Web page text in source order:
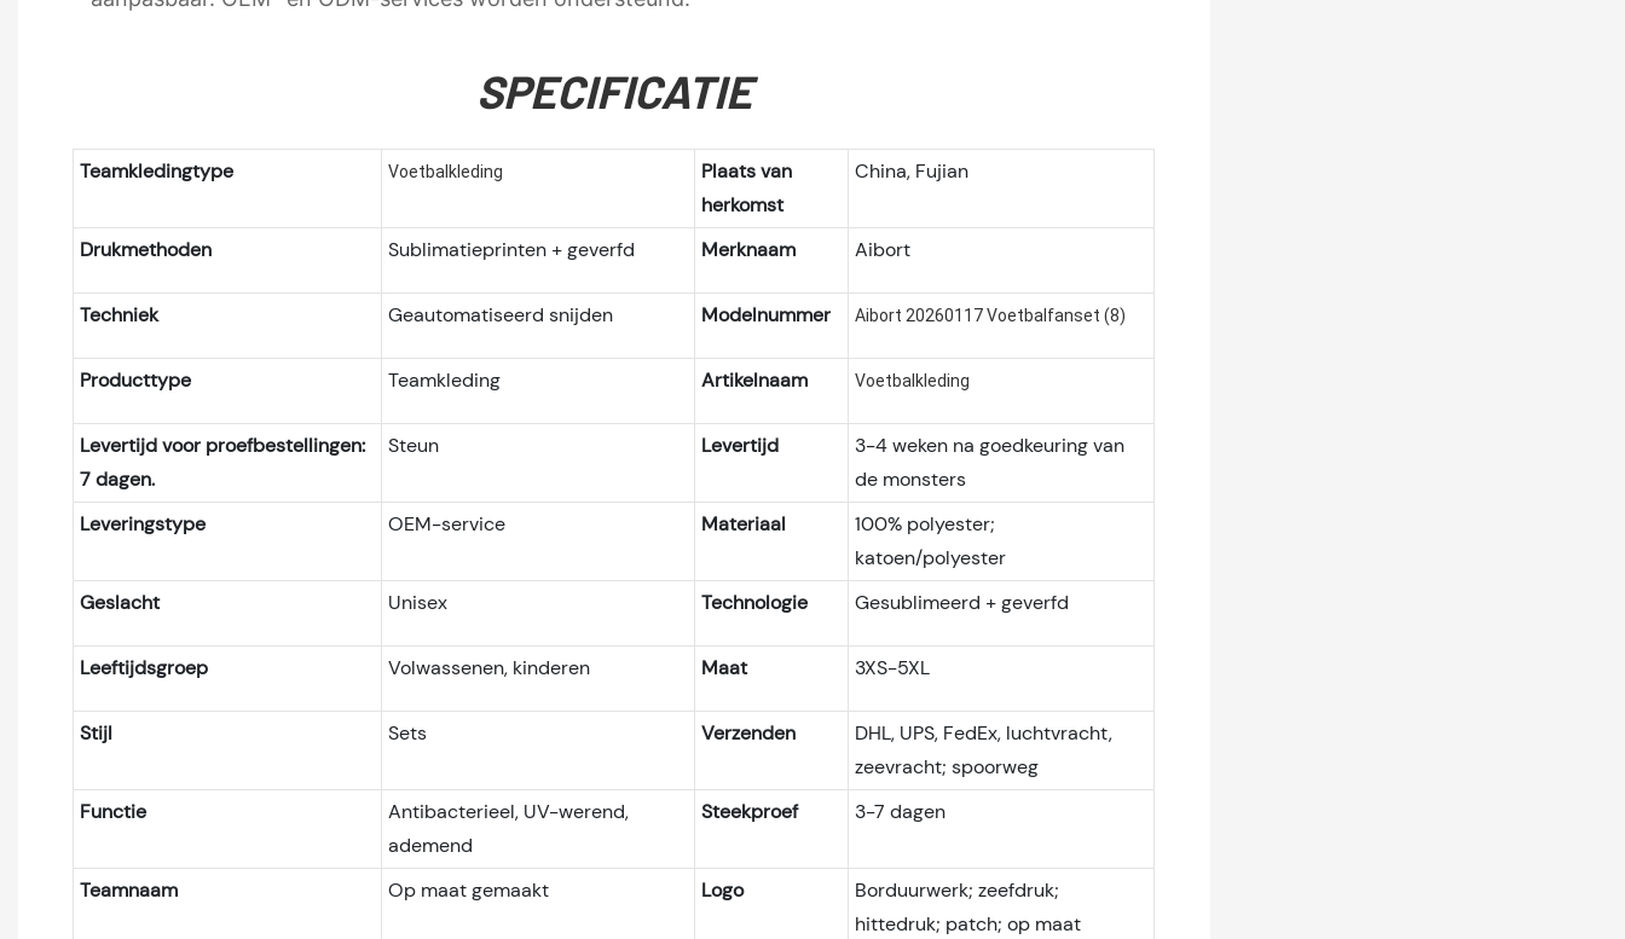
SPECIFICATIE
Teamkledingtype Voetbalkleding
Plaats van
herkomst
China, Fujian
Drukmethoden Sublimatieprinten + geverfd Merknaam Aibort
Techniek Geautomatiseerd snijden Modelnummer Aibort 20260117 Voetbalfanset (8)
Producttype Teamkleding Artikelnaam Voetbalkleding
Levertijd voor proefbestellingen:
7 dagen.
Steun Levertijd
3-4 weken na goedkeuring van
de monsters
Leveringstype
OEM-service Materiaal
100% polyester;
katoen/polyester
Geslacht
Unisex Technologie Gesublimeerd + geverfd
Leeftijdsgroep Volwassenen, kinderen Maat 3XS-5XL
Stijl Sets Verzenden
DHL, UPS, FedEx, luchtvracht,
zeevracht; spoorweg
Functie
Antibacterieel, UV-werend,
ademend
Steekproef 3-7 dagen
Teamnaam Op maat gemaakt Logo
Borduurwerk; zeefdruk;
hittedruk; patch; op maat